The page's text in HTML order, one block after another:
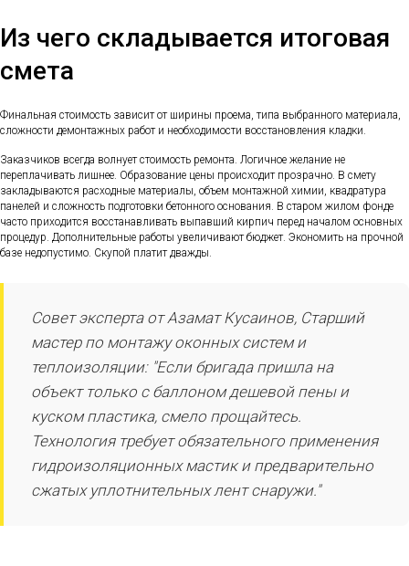
Из чего складывается итоговая
смета
Финальная стоимость зависит от ширины проема, типа выбранного материала,
сложности демонтажных работ и необходимости восстановления кладки.
Заказчиков всегда волнует стоимость ремонта. Логичное желание не
переплачивать лишнее. Образование цены происходит прозрачно. В смету
закладываются расходные материалы, объем монтажной химии, квадратура
панелей и сложность подготовки бетонного основания. В старом жилом фонде
часто приходится восстанавливать выпавший кирпич перед началом основных
процедур. Дополнительные работы увеличивают бюджет. Экономить на прочной
базе недопустимо. Скупой платит дважды.
Совет эксперта от Азамат Кусаинов, Старший
мастер по монтажу оконных систем и
теплоизоляции: "Если бригада пришла на
объект только с баллоном дешевой пены и
куском пластика, смело прощайтесь.
Технология требует обязательного применения
гидроизоляционных мастик и предварительно
сжатых уплотнительных лент снаружи."